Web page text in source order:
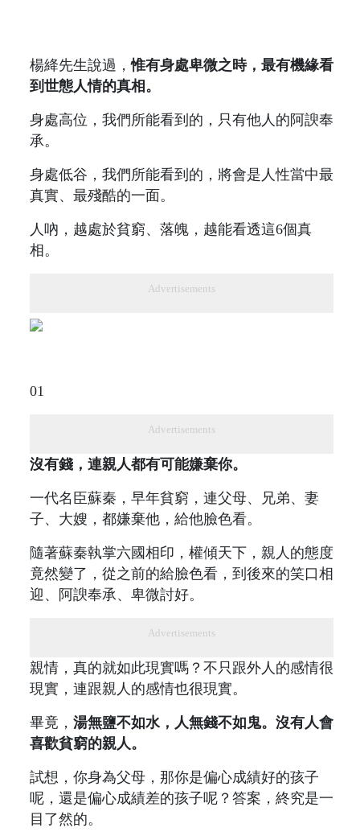
楊絳先生說過，惟有身處卑微之時，最有機緣看
到世態人情的真相。
身處高位，我們所能看到的，只有他人的阿諛奉
承。
身處低谷，我們所能看到的，將會是人性當中最
真實、最殘酷的一面。
人吶，越處於貧窮、落魄，越能看透這6個真
相。
Advertisements
01
Advertisements
沒有錢，連親人都有可能嫌棄你。
一代名臣蘇秦，早年貧窮，連父母、兄弟、妻
子、大嫂，都嫌棄他，給他臉色看。
隨著蘇秦執掌六國相印，權傾天下，親人的態度
竟然變了，從之前的給臉色看，到後來的笑口相
迎、阿諛奉承、卑微討好。
Advertisements
親情，真的就如此現實嗎？不只跟外人的感情很
現實，連跟親人的感情也很現實。
畢竟， 湯無鹽不如水，人無錢不如鬼。沒有人會
喜歡貧窮的親人。
試想，你身為父母，那你是偏心成績好的孩子
呢，還是偏心成績差的孩子呢？答案，終究是一
目了然的。